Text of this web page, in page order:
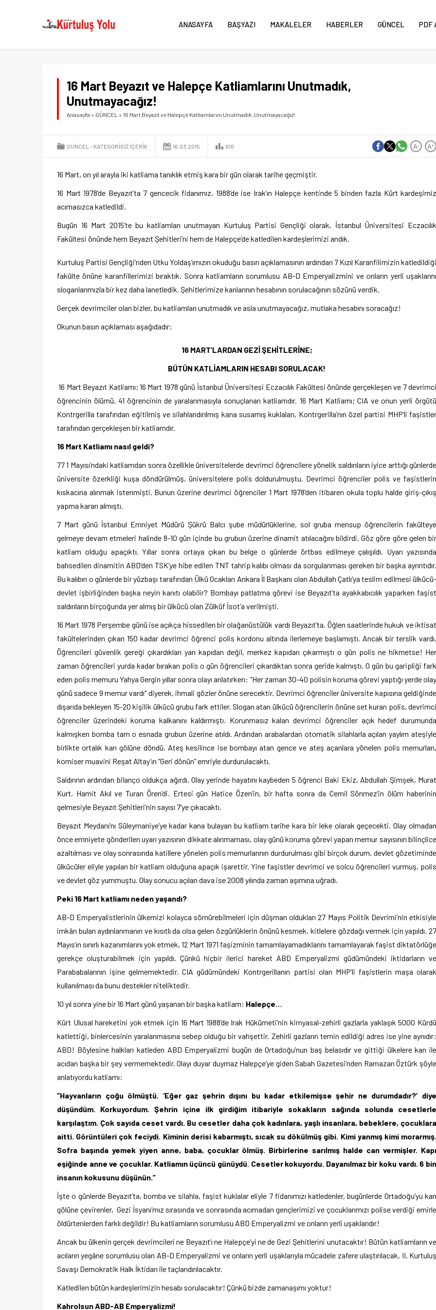
ANASAYFA BAŞYAZI MAKALELER HABERLER GÜNCEL PDF
16 Mart Beyazıt ve Halepçe Katliamlarını Unutmadık,
Unutmayacağız!
Anasayfa » GÜNCEL » 16 Mart Beyazıt ve Halepçe Katliamlarını Unutmadık, Unutmayacağız!
GÜNCEL KATEGORISIZ IÇERIK 16.03.2015 910 A+
A-
16 Mart, on yıl arayla iki katliama tanıklık etmiş kara bir gün olarak tarihe geçmiştir.
16 Mart 1978’de Beyazıt’ta 7 gencecik fidanımız, 1988’de ise Irak’ın Halepçe kentinde 5 binden fazla Kürt kardeşimiz
acımasızca katledildi.
Bugün 16 Mart 2015’te bu katliamları unutmayan Kurtuluş Partisi Gençliği olarak, İstanbul Üniversitesi Eczacılık
Fakültesi önünde hem Beyazıt Şehitleri’ni hem de Halepçe’de katledilen kardeşlerimizi andık.
Kurtuluş Partisi Gençliği’nden Utku Yoldaş’ımızın okuduğu basın açıklamasının ardından 7 Kızıl Karanfilimizin katledildiği
fakülte önüne karanfillerimizi bıraktık. Sonra katliamların sorumlusu AB-D Emperyalizmini ve onların yerli uşaklarını
sloganlarımızla bir kez daha lanetledik. Şehitlerimize kanlarının hesabının sorulacağının sözünü verdik.
Gerçek devrimciler olan bizler, bu katliamları unutmadık ve asla unutmayacağız, mutlaka hesabını soracağız!
Okunun basın açıklaması aşağıdadır:
16 MART’LARDAN GEZİ ŞEHİTLERİNE;
BÜTÜN KATLİAMLARIN HESABI SORULACAK!
16 Mart Beyazıt Katliamı; 16 Mart 1978 günü İstanbul Üniversitesi Eczacılık Fakültesi önünde gerçekleşen ve 7 devrimci
öğrencinin ölümü, 41 öğrencinin de yaralanmasıyla sonuçlanan katliamdır. 16 Mart Katliamı; CIA ve onun yerli örgütü
Kontrgerilla tarafından eğitilmiş ve silahlandırılmış kana susamış kuklaları, Kontrgerilla’nın özel partisi MHP’li faşistler
tarafından gerçekleşen bir katliamdır.
16 Mart Katliamı nasıl geldi?
77 1 Mayısı’ndaki katliamdan sonra özellikle üniversitelerde devrimci öğrencilere yönelik saldırıların iyice arttığı günlerde
üniversite özerkliği kuşa döndürülmüş, üniversitelere polis doldurulmuştu. Devrimci öğrenciler polis ve faşistlerin
kıskacına alınmak istenmişti. Bunun üzerine devrimci öğrenciler 1 Mart 1978’den itibaren okula toplu halde giriş-çıkış
yapma kararı almıştı.
7 Mart günü İstanbul Emniyet Müdürü Şükrü Balcı şube müdürlüklerine, sol gruba mensup öğrencilerin fakülteye
gelmeye devam etmeleri halinde 8-10 gün içinde bu grubun üzerine dinamit atılacağını bildirdi. Göz göre göre gelen bir
katliam olduğu apaçıktı. Yıllar sonra ortaya çıkan bu belge o günlerde örtbas edilmeye çalışıldı. Uyarı yazısında
bahsedilen dinamitin ABD’den TSK’ye hibe edilen TNT tahrip kalıbı olması da sorgulanması gereken bir başka ayrıntıdır.
Bu kalıbın o günlerde bir yüzbaşı tarafından Ülkü Ocakları Ankara İl Başkanı olan Abdullah Çatlı’ya teslim edilmesi ülkücü-
devlet işbirliğinden başka neyin kanıtı olabilir? Bombayı patlatma görevi ise Beyazıt’ta ayakkabıcılık yaparken faşist
saldırıların birçoğunda yer almış bir ülkücü olan Zülküf İsot’a verilmişti.
16 Mart 1978 Perşembe günü ise açıkça hissedilen bir olağanüstülük vardı Beyazıt’ta. Öğlen saatlerinde hukuk ve iktisat
fakültelerinden çıkan 150 kadar devrimci öğrenci polis kordonu altında ilerlemeye başlamıştı. Ancak bir terslik vardı.
Öğrencileri güvenlik gereği çıkardıkları yan kapıdan değil, merkez kapıdan çıkarmıştı o gün polis ne hikmetse! Her
zaman öğrencileri yurda kadar bırakan polis o gün öğrencileri çıkardıktan sonra geride kalmıştı. O gün bu garipliği fark
eden polis memuru Yahya Gergin yıllar sonra olayı anlatırken: “Her zaman 30-40 polisin koruma görevi yaptığı yerde olay
günü sadece 9 memur vardı” diyerek, ihmali gözler önüne serecektir. Devrimci öğrenciler üniversite kapısına geldiğinde
dışarıda bekleyen 15-20 kişilik ülkücü grubu fark ettiler. Slogan atan ülkücü öğrencilerin önüne set kuran polis, devrimci
öğrenciler üzerindeki koruma kalkanını kaldırmıştı. Korunmasız kalan devrimci öğrenciler açık hedef durumunda
kalmışken bomba tam o esnada grubun üzerine atıldı. Ardından arabalardan otomatik silahlarla açılan yaylım ateşiyle
birlikte ortalık kan gölüne döndü. Ateş kesilince ise bombayı atan gence ve ateş açanlara yönelen polis memurları,
komiser muavini Reşat Altay’ın “Geri dönün” emriyle durdurulacaktı.
Saldırının ardından bilanço oldukça ağırdı. Olay yerinde hayatını kaybeden 5 öğrenci Baki Ekiz, Abdullah Şimşek, Murat
Kurt, Hamit Akıl ve Turan Ören’di. Ertesi gün Hatice Özen’in, bir hafta sonra da Cemil Sönmez’in ölüm haberinin
gelmesiyle Beyazıt Şehitleri’nin sayısı 7’ye çıkacaktı.
Beyazıt Meydanı’nı Süleymaniye’ye kadar kana bulayan bu katliam tarihe kara bir leke olarak geçecekti. Olay olmadan
önce emniyete gönderilen uyarı yazısının dikkate alınmaması, olay günü koruma görevi yapan memur sayısının bilinçlice
azaltılması ve olay sonrasında katillere yönelen polis memurlarının durdurulması gibi birçok durum, devlet gözetiminde
ülkücüler eliyle yapılan bir katliam olduğuna apaçık işarettir. Yine faşistler devrimci ve solcu öğrencileri vurmuş, polis
ve devlet göz yummuştu. Olay sonucu açılan dava ise 2008 yılında zaman aşımına uğradı.
Peki 16 Mart katliamı neden yaşandı?
AB-D Emperyalistlerinin ülkemizi kolayca sömürebilmeleri için düşman oldukları 27 Mayıs Politik Devrimi’nin etkisiyle
imkân bulan aydınlanmanın ve kısıtlı da olsa gelen özgürlüklerin önünü kesmek, kitlelere gözdağı vermek için yapıldı. 27
Mayıs’ın sınırlı kazanımlarını yok etmek, 12 Mart 1971 faşizminin tamamlayamadıklarını tamamlayarak faşist diktatörlüğe
gerekçe oluşturabilmek için yapıldı. Çünkü hiçbir ilerici hareket ABD Emperyalizmi güdümündeki iktidarların ve
Parababalarının işine gelmemektedir. CIA güdümündeki Kontrgerillanın partisi olan MHP’li faşistlerin maşa olarak
kullanılması da bunu destekler niteliktedir.
10 yıl sonra yine bir 16 Mart günü yaşanan bir başka katliam: Halepçe…
Kürt Ulusal hareketini yok etmek için 16 Mart 1988’de Irak Hükümeti’nin kimyasal-zehirli gazlarla yaklaşık 5000 Kürdü
katlettiği, binlercesinin yaralanmasına sebep olduğu bir vahşettir. Zehirli gazların temin edildiği adres ise yine aynıdır:
ABD! Böylesine halkları katleden ABD Emperyalizmi bugün de Ortadoğu’nun baş belasıdır ve gittiği ülkelere kan ile
acıdan başka bir şey vermemektedir. Olayı duyar duymaz Halepçe’ye giden Sabah Gazetesi’nden Ramazan Öztürk şöyle
anlatıyordu katliamı:
“Hayvanların çoğu ölmüştü. ‘Eğer gaz şehrin dışını bu kadar etkilemişse şehir ne durumdadır?’ diye
düşündüm. Korkuyordum. Şehrin içine ilk girdiğim itibariyle sokakların sağında solunda cesetlerle
karşılaştım. Çok sayıda ceset vardı. Bu cesetler daha çok kadınlara, yaşlı insanlara, bebeklere, çocuklara
aitti. Görüntüleri çok feciydi. Kiminin derisi kabarmıştı, sıcak su dökülmüş gibi. Kimi yanmış kimi morarmış.
Sofra başında yemek yiyen anne, baba, çocuklar ölmüş. Birbirlerine sarılmış halde can vermişler. Kapı
eşiğinde anne ve çocuklar. Katliamın üçüncü günüydü. Cesetler kokuyordu. Dayanılmaz bir koku vardı. 6 bin
insanın kokusunu düşünün.”
İşte o günlerde Beyazıt’ta, bomba ve silahla, faşist kuklalar eliyle 7 fidanımızı katledenler, bugünlerde Ortadoğu’yu kan
gölüne çevirenler, Gezi İsyanı’mız sırasında ve sonrasında acımadan gençlerimizi ve çocuklarımızı polise verdiği emirle
öldürtenlerden farklı değildir! Bu katliamların sorumlusu ABD Emperyalizmi ve onların yerli uşaklarıdır!
Ancak bu ülkenin gerçek devrimcileri ne Beyazıt’ı ne Halepçe’yi ne de Gezi Şehitlerini unutacaktır! Bütün katliamların ve
acıların yegâne sorumlusu olan AB-D Emperyalizmi ve onların yerli uşaklarıyla mücadele zafere ulaştırılacak, II. Kurtuluş
Savaşı Demokratik Halk İktidarı ile taçlandırılacaktır.
Katledilen bütün kardeşlerimizin hesabı sorulacaktır! Çünkü bizde zamanaşımı yoktur!
Kahrolsun ABD-AB Emperyalizmi!